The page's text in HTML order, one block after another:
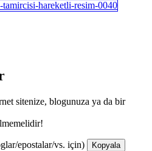
sitenize, blogunuza ya da bir
epostalar/vs. için) Kopyala